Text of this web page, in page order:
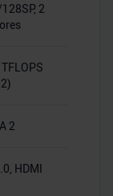
2
2
HDMI